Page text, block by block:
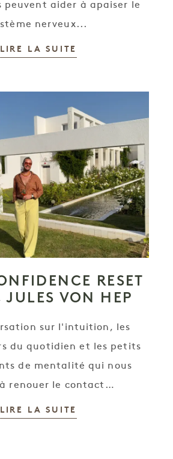
peuvent aider à apaiser le
nerveux...
LIRE LA SUITE
RESET
JULES VON HEP
sur l'intuition, les
du quotidien et les petits
de mentalité qui nous
renouer le contact…
LIRE LA SUITE